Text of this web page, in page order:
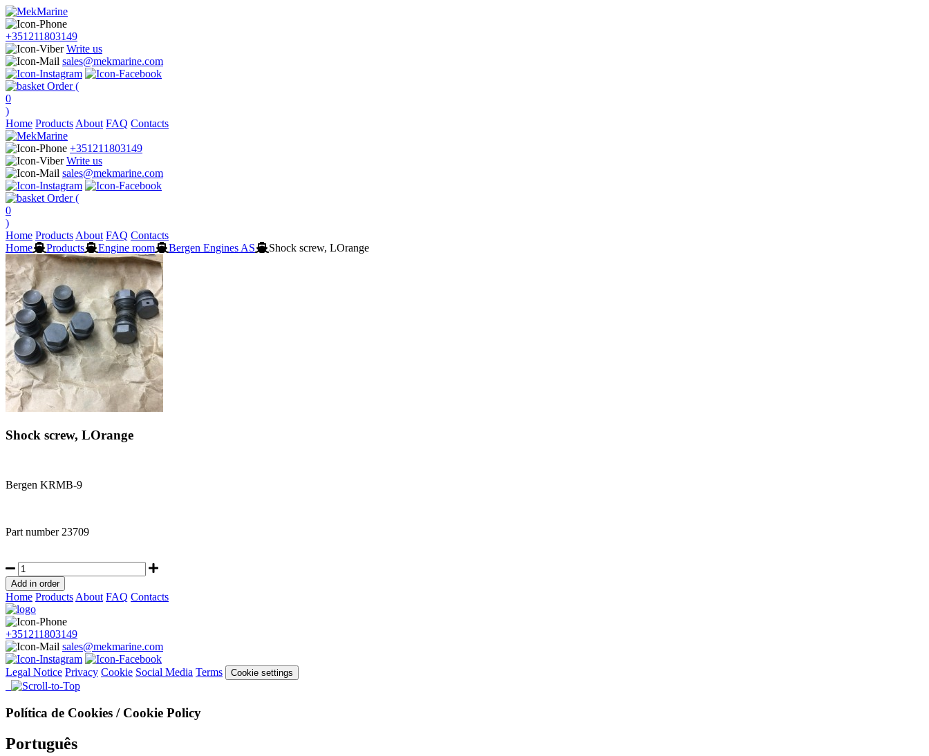
+351211803149
Write us
sales@mekmarine.com
Order (
0
)
Home Products About FAQ Contacts
+351211803149
Write us
sales@mekmarine.com
Order (
0
)
Home Products About FAQ Contacts
Home
Products Engine room Bergen Engines AS Shock screw, LOrange
Shock screw, LOrange
Bergen KRMB-9
Part number23709
Home ProductsAbout FAQ Contacts
+351211803149
sales@mekmarine.com
Legal Notice Privacy Cookie Social Media Terms Cookie settings
Política de Cookies / Cookie Policy
Português